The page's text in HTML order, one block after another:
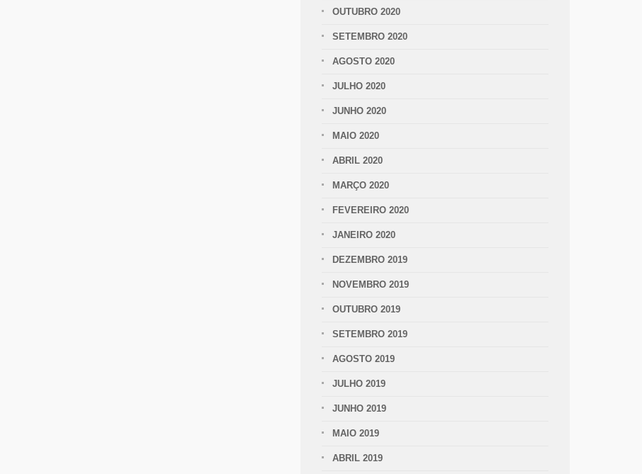
OUTUBRO 2020
SETEMBRO 2020
AGOSTO 2020
JULHO 2020
JUNHO 2020
MAIO 2020
ABRIL 2020
MARÇO 2020
FEVEREIRO 2020
JANEIRO 2020
DEZEMBRO 2019
NOVEMBRO 2019
OUTUBRO 2019
SETEMBRO 2019
AGOSTO 2019
JULHO 2019
JUNHO 2019
MAIO 2019
ABRIL 2019